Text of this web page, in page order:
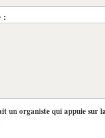
:
un organiste qui appuie sur